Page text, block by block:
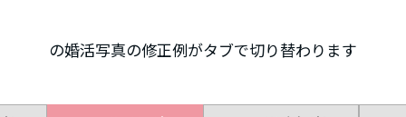
の婚活写真の修正例がタブで切り替わります